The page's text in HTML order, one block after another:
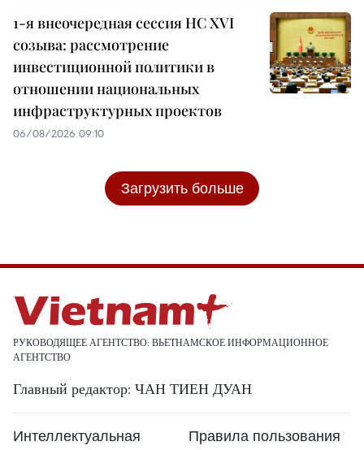
1-я внеочередная сессия НС XVI
созыва: рассмотрение
инвестиционной политики в
отношении национальных
инфраструктурных проектов
06/08/2026 09:10
Загрузить больше
РУКОВОДЯЩЕЕ АГЕНТСТВО: ВЬЕТНАМСКОЕ ИНФОРМАЦИОННОЕ
АГЕНТСТВО
Главный редактор: ЧАН ТИЕН ДУАН
Интеллектуальная
Правила пользования